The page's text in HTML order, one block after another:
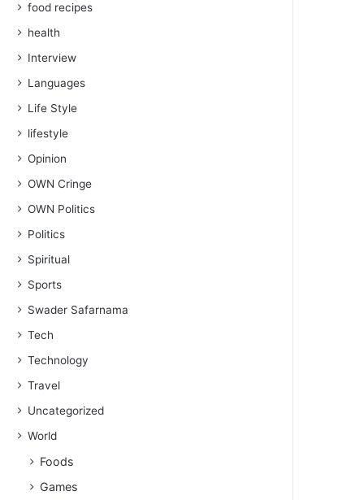
food recipes
health
Interview
Languages
Life Style
lifestyle
Opinion
OWN Cringe
OWN Politics
Politics
Spiritual
Sports
Swader Safarnama
Tech
Technology
Travel
Uncategorized
World
Foods
Games